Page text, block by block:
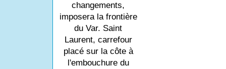
changements,
imposera la frontière
du Var. Saint
Laurent, carrefour
placé sur la côte à
l'embouchure du